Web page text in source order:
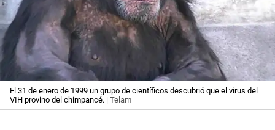
El 31 de enero de 1999 un grupo de científicos descubrió que el virus del
VIH provino del chimpancé. | Telam